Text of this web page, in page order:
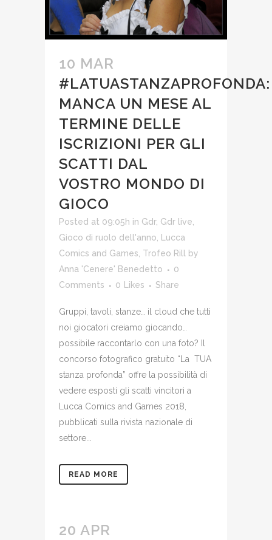
10 MAR
#LATUASTANZAPROFONDA:
MANCA UN MESE AL
TERMINE DELLE
ISCRIZIONI PER GLI
SCATTI DAL
VOSTRO MONDO DI
GIOCO
Posted at 09:05h in Gdr, Gdr live
Gioco di ruolo dell'anno
Lucca
Comics and Games Trofeo Rill
by
Anna 'Cenere' Benedetto
0
Comments
0 Likes Share
Gruppi, tavoli, stanze… il cloud che tutti
noi giocatori creiamo giocando…
possibile raccontarlo con una foto? Il
concorso fotografico gratuito “La TUA
stanza profonda” offre la possibilità di
vedere esposti gli scatti vincitori a
Lucca Comics and Games 2018,
pubblicati sulla rivista nazionale di
settore...
READ MORE
20 APR